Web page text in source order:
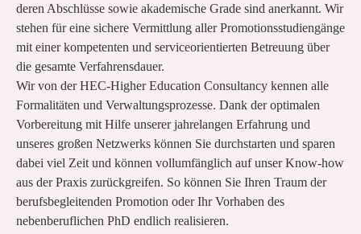
deren Abschlüsse sowie akademische Grade sind anerkannt. Wir
stehen für eine sichere Vermittlung aller Promotionsstudiengänge
mit einer kompetenten und serviceorientierten Betreuung über
die gesamte Verfahrensdauer.
Wir von der HEC-Higher Education Consultancy kennen alle
Formalitäten und Verwaltungsprozesse. Dank der optimalen
Vorbereitung mit Hilfe unserer jahrelangen Erfahrung und
unseres großen Netzwerks können Sie durchstarten und sparen
dabei viel Zeit und können vollumfänglich auf unser Know-how
aus der Praxis zurückgreifen. So können Sie Ihren Traum der
berufsbegleitenden Promotion oder Ihr Vorhaben des
nebenberuflichen PhD endlich realisieren.